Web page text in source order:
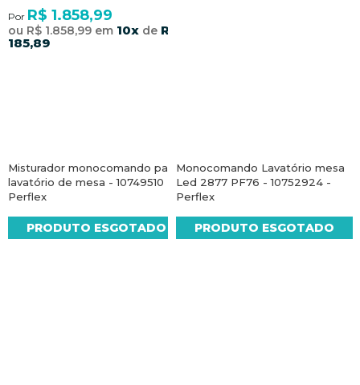
Por R$ 1.858,99
ou R$ 1.858,99 em 10xde R$
185,89
Misturador monocomando para
lavatório de mesa - 10749510 -
Perflex
PRODUTO ESGOTADO
Monocomando Lavatório mesa
Led 2877 PF76 - 10752924 -
Perflex
PRODUTO ESGOTADO